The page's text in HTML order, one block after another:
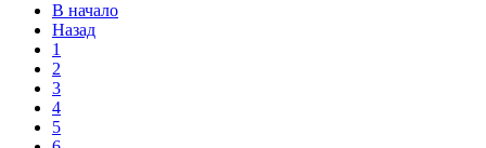
В начало
Назад
1
2
3
4
5